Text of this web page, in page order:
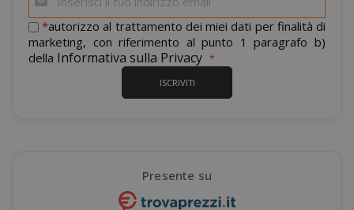
alla
nostra
newsletter:
*autorizzo al trattamento dei miei dati per finalità di
marketing, con riferimento al punto 1 paragrafo b)
della Informativa sulla Privacy
ISCRIVITI
Presente su